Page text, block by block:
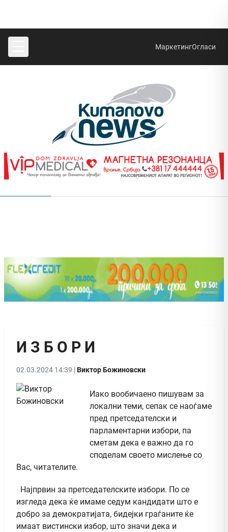
МаркетингОгласи
И З Б О Р И
02.03.2024 14:39 |Виктор Божиновски
Иако вообичаено пишувам за
локални теми, сепак се наоѓаме
пред претседателски и
парламентарни избори, па
сметам дека е важно да го
споделам своето мислење со
Вас, читателите.
Најпрвин за претседателските избори. По се
изгледа дека ќе имаме седум кандидати што е
добро за демократијата, бидејки граѓаните ќе
имаат вистински избор, што значи дека и